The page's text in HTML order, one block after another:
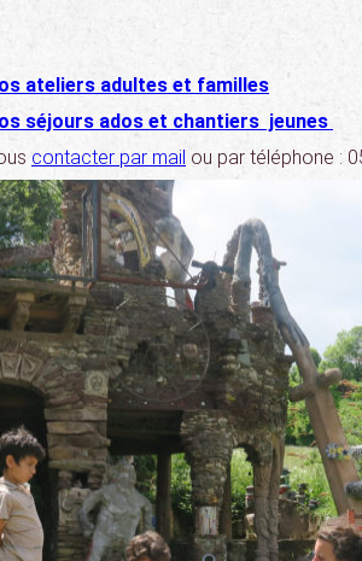
ateliers adultes et familles
séjours ados et chantiers jeunes
contacter par mail ou par téléphone :